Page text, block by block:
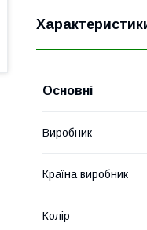
Основні
Виробник
Країна виробник
Колір